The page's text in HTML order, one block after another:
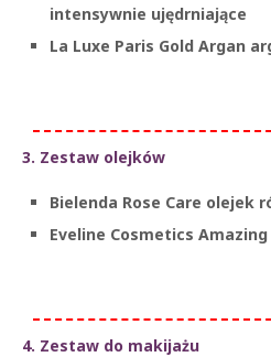
intensywnie ujędrniające
La Luxe Paris Gold Argan
3. Zestaw olejków
Bielenda Rose Care olejek
Eveline Cosmetics
4. Zestaw do makijażu